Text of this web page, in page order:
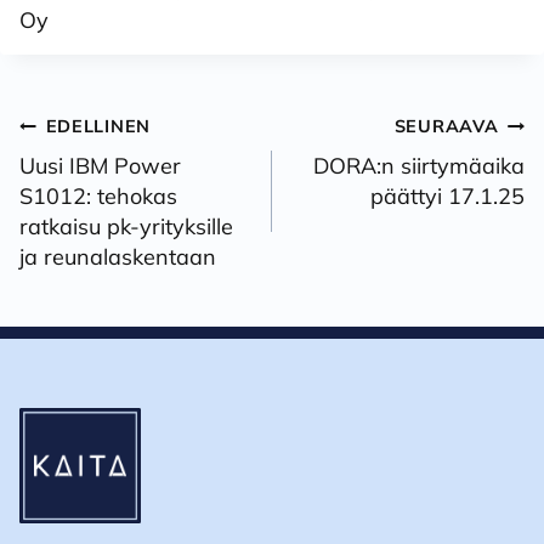
Oy
Artikkelien
selaus
EDELLINEN
Uusi IBM Power
S1012: tehokas
ratkaisu pk-yrityksille
ja reunalaskentaan
SEURAAVA
DORA:n siirtymäaika
päättyi 17.1.25